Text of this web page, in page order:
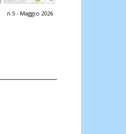
n.5 - Maggio 2026